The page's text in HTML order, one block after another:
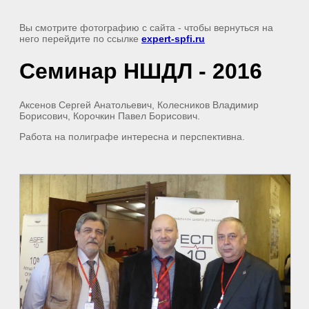
Вы смотрите фотографию с сайта - чтобы вернуться на
него перейдите по ссылке expert-spfi.ru
Семинар НШДЛ - 2016
Аксенов Сергей Анатольевич, Колесников Владимир
Борисович, Корочкин Павел Борисович.
Работа на полиграфе интересна и перспективна.